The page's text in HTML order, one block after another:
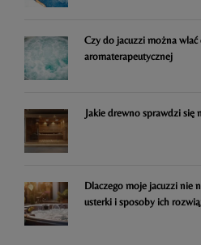
Czy do jacuzzi można
aromaterapeutycznej
Jakie drewno sprawdzi się
Dlaczego moje jacuzzi nie
usterki i sposoby ich